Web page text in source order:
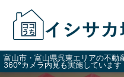
富山市・富山県呉東エリアの不動
360°カメラ内見も実施しています